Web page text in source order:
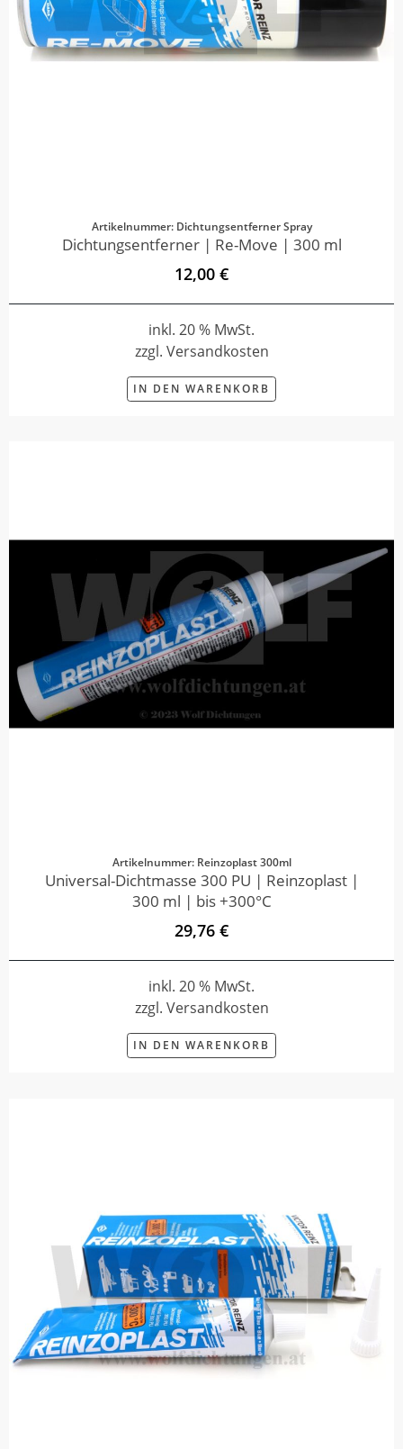
Artikelnummer: Dichtungsentferner Spray
Dichtungsentferner | Re-Move | 300 ml
12,00 €
inkl. 20 % MwSt.
zzgl. Versandkosten
IN DEN WARENKORB
Artikelnummer: Reinzoplast 300ml
Universal-Dichtmasse 300 PU | Reinzoplast |
300 ml | bis +300°C
29,76 €
inkl. 20 % MwSt.
zzgl. Versandkosten
IN DEN WARENKORB